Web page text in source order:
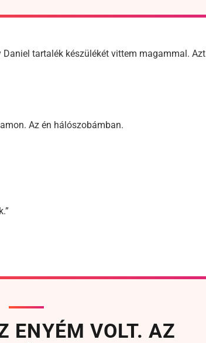
tartalék készülékét vittem magammal. Azt
Az én hálószobámban.
ENYÉM VOLT. AZ